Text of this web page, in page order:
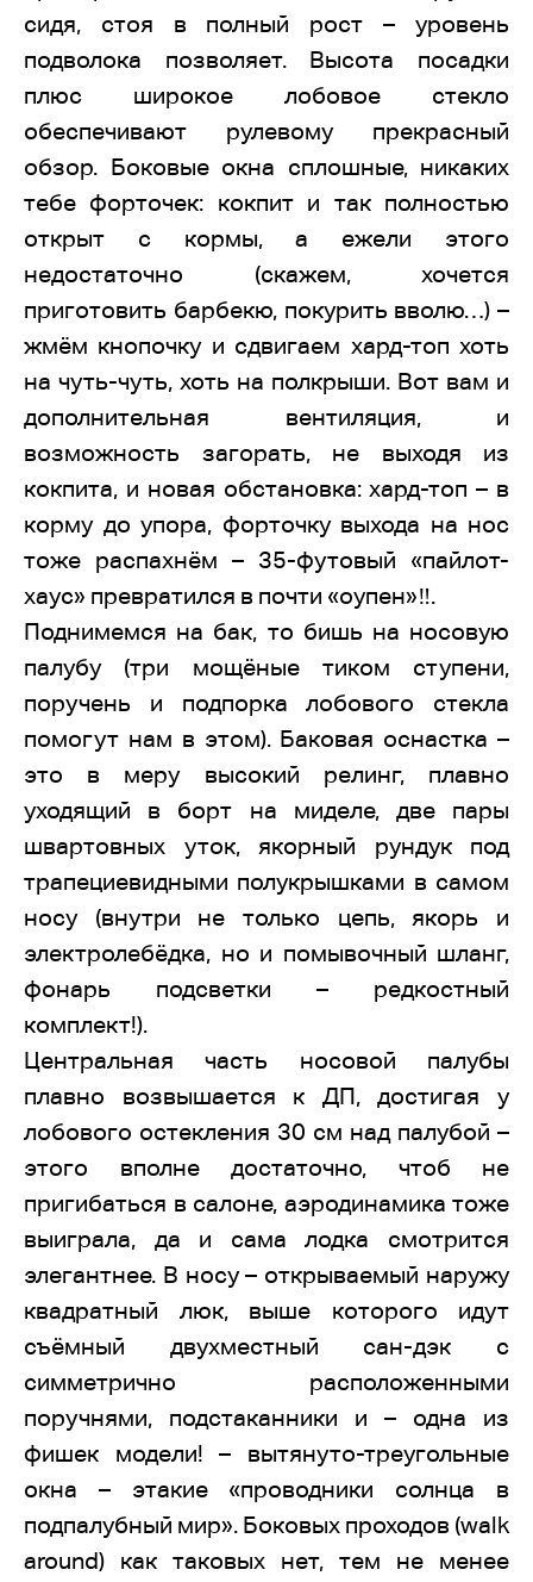
сидя, стоя в полный рост – уровень
подволока позволяет. Высота посадки
плюс широкое лобовое стекло
обеспечивают рулевому прекрасный
обзор. Боковые окна сплошные, никаких
тебе форточек: кокпит и так полностью
открыт с кормы, а ежели этого
недостаточно (скажем, хочется
приготовить барбекю, покурить вволю…) –
жмём кнопочку и сдвигаем хард-топ хоть
на чуть-чуть, хоть на полкрыши. Вот вам и
дополнительная вентиляция, и
возможность загорать, не выходя из
кокпита, и новая обстановка: хард-топ – в
корму до упора, форточку выхода на нос
тоже распахнём – 35-футовый «пайлот-
хаус» превратился в почти «оупен»‼.
Поднимемся на бак, то бишь на носовую
палубу (три мощёные тиком ступени,
поручень и подпорка лобового стекла
помогут нам в этом). Баковая оснастка –
это в меру высокий релинг, плавно
уходящий в борт на миделе, две пары
швартовных уток, якорный рундук под
трапециевидными полукрышками в самом
носу (внутри не только цепь, якорь и
электролебёдка, но и помывочный шланг,
фонарь подсветки – редкостный
комплект!).
Центральная часть носовой палубы
плавно возвышается к ДП, достигая у
лобового остекления 30 см над палубой –
этого вполне достаточно, чтоб не
пригибаться в салоне, аэродинамика тоже
выиграла, да и сама лодка смотрится
элегантнее. В носу – открываемый наружу
квадратный люк, выше которого идут
съёмный двухместный сан-дэк с
симметрично расположенными
поручнями, подстаканники и – одна из
фишек модели! – вытянуто-треугольные
окна – этакие «проводники солнца в
подпалубный мир». Боковых проходов (walk
around) как таковых нет, тем не менее